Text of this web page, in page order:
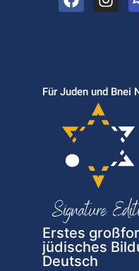
Für Juden und Bnei
Erstes
jüdisches
Deutsch